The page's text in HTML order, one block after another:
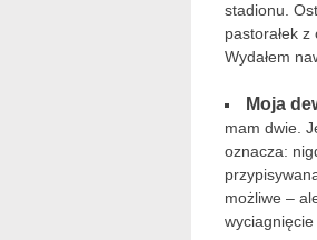
stadionu.
pastorałek
Wydałem
Moja
mam dwie.
oznacza:
możliwe –
wyciagnięcie